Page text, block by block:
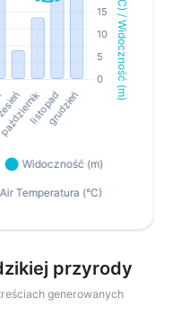
przyrody
generowanych